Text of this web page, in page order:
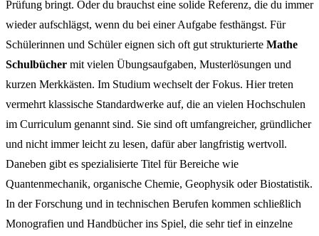
Prüfung bringt. Oder du brauchst eine solide Referenz, die du immer
wieder aufschlägst, wenn du bei einer Aufgabe festhängst. Für
Schülerinnen und Schüler eignen sich oft gut strukturierte Mathe
Schulbücher mit vielen Übungsaufgaben, Musterlösungen und
kurzen Merkkästen. Im Studium wechselt der Fokus. Hier treten
vermehrt klassische Standardwerke auf, die an vielen Hochschulen
im Curriculum genannt sind. Sie sind oft umfangreicher, gründlicher
und nicht immer leicht zu lesen, dafür aber langfristig wertvoll.
Daneben gibt es spezialisierte Titel für Bereiche wie
Quantenmechanik, organische Chemie, Geophysik oder Biostatistik.
In der Forschung und in technischen Berufen kommen schließlich
Monografien und Handbücher ins Spiel, die sehr tief in einzelne